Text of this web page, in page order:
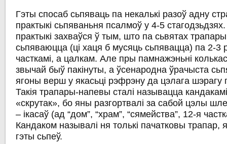
Гэты спосаб сьпяваць па некалькі разоў адну
практыкі сьпяваньня псалмоў у 4-5
практыкі захваўся ў тым, што па сьвятах
сьпяваюцца (ці хаця б мусяць сьпявацца) па 2-3
часткамі, а цалкам. Але пры памнажэньні
звычай быў пакінуты, а ўсенародна ўрачыста
ягоны верш у якасьці рэфрэну да цэлага шэрагу
Такія трапары-напевы сталі называцца
«скрутак», бо яны разгортвалі за сабой цэлы
– ікасаў (ад “дом”, “храм”, “сямейства”, 12-я
Кандаком называлі ня толькі пачатковы трапар,
гэты сьпеў.